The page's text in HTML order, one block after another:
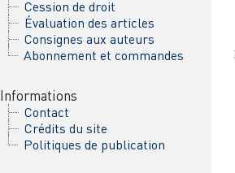
Cession de droit
Évaluation des articles
Consignes aux auteurs
Abonnement et commandes
Informations
Contact
Crédits du site
Politiques de publication